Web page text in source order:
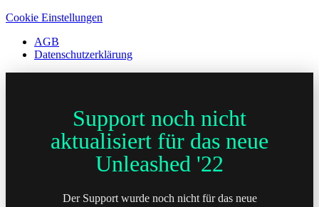
Cookie Einstellungen
AGB
Datenschutzerklärung
Support noch nicht
aktualisiert für das neue
Unleashed '22
Der Support wurde noch nicht für das neue